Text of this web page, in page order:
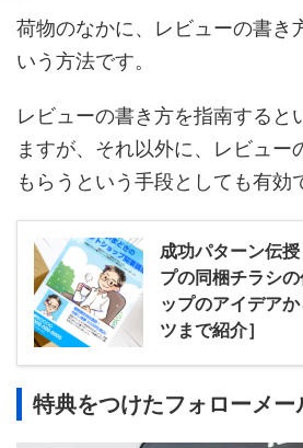
荷物のなかに、レビューの書き
いう方法です。
レビューの書き方を指南すると
ますが、それ以外に、レビュー
もらうという手段としても有効
成功パターン伝
プの同梱チラシ
ップのアイデア
ツまで紹介］
特典をつけたフォローメー